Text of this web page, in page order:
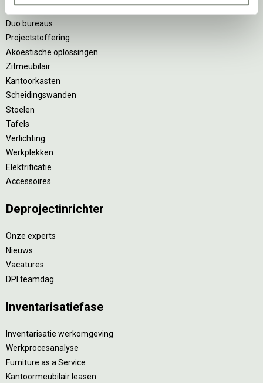
Zitsta bureaus
Duo bureaus
Projectstoffering
Akoestische oplossingen
Zitmeubilair
Kantoorkasten
Scheidingswanden
Stoelen
Tafels
Verlichting
Werkplekken
Elektrificatie
Accessoires
Deprojectinrichter
Onze experts
Nieuws
Vacatures
DPI teamdag
Inventarisatiefase
Inventarisatie werkomgeving
Werkprocesanalyse
Furniture as a Service
Kantoormeubilair leasen